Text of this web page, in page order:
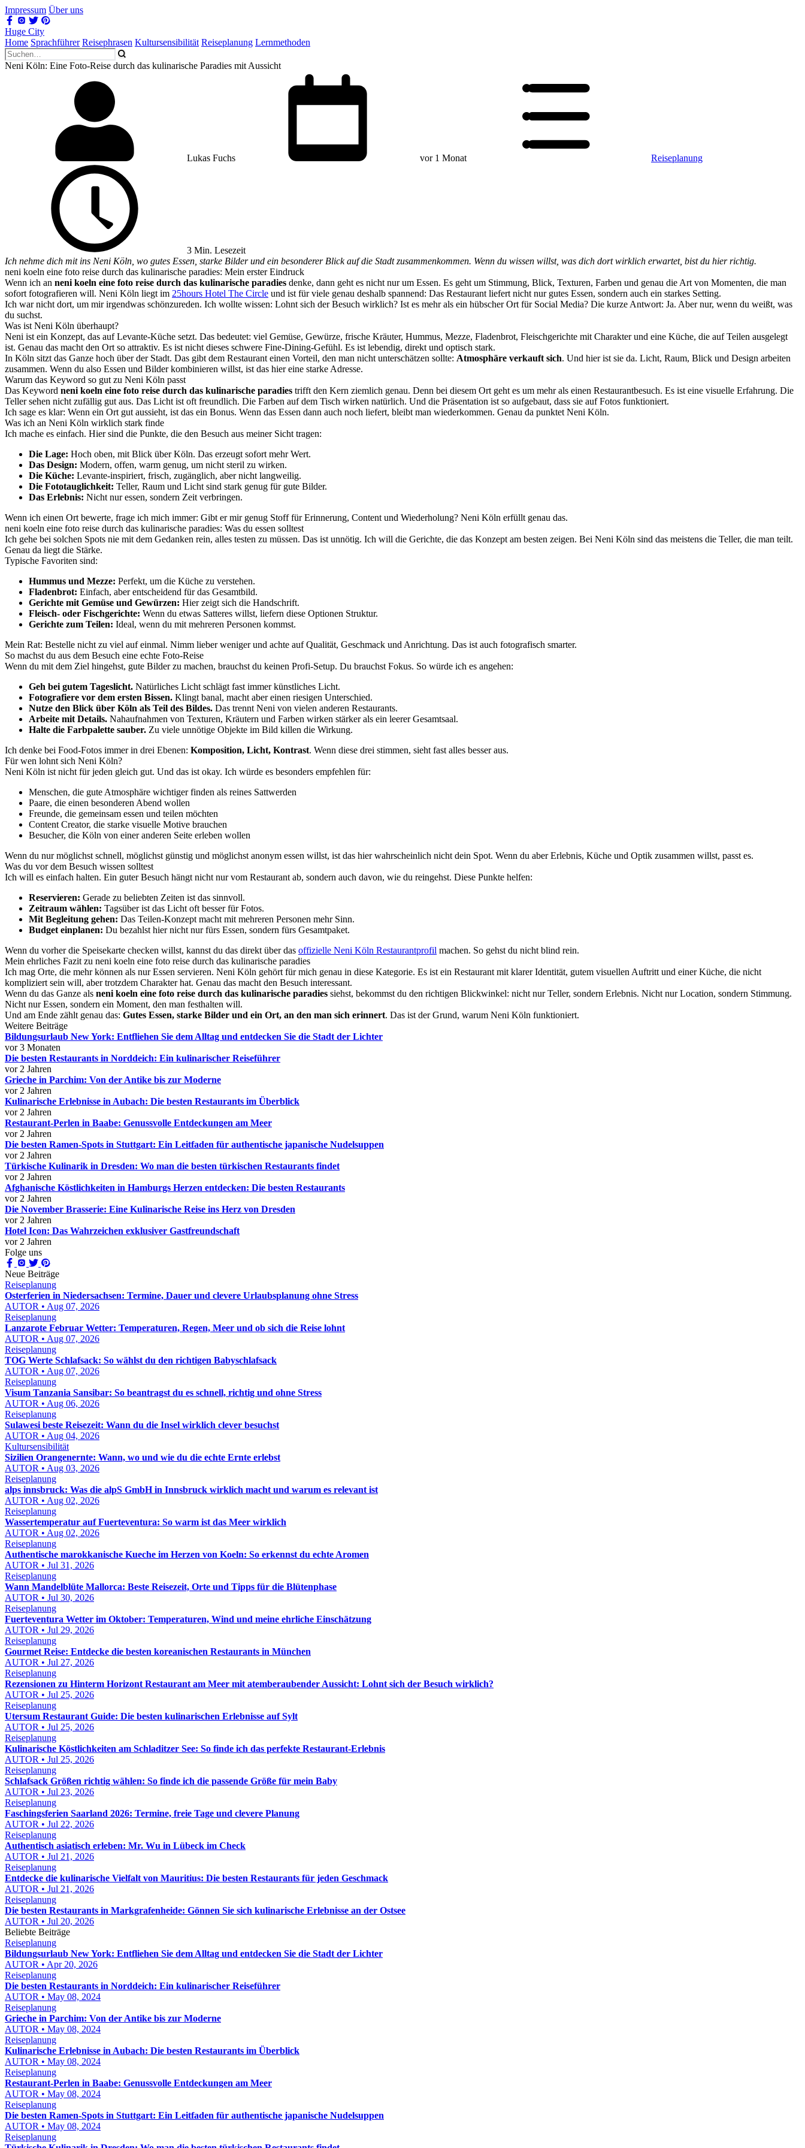
Impressum Über uns
Huge City
Home Sprachführer Reisephrasen Kultursensibilität Reiseplanung Lernmethoden
Neni Köln: Eine Foto-Reise durch das kulinarische Paradies mit Aussicht
Lukas Fuchs vor 1 Monat Reiseplanung
3 Min. Lesezeit
Ich nehme dich mit ins Neni Köln, wo gutes Essen, starke Bilder und ein besonderer Blick auf die Stadt zusammenkommen. Wenn du wissen willst, was dich dort wirklich erwartet, bist du hier richtig.
neni koeln eine foto reise durch das kulinarische paradies: Mein erster Eindruck
Wenn ich an neni koeln eine foto reise durch das kulinarische paradies denke, dann geht es nicht nur um Essen. Es geht um Stimmung, Blick, Texturen, Farben und genau die Art von Momenten, die man
sofort fotografieren will. Neni Köln liegt im 25hours Hotel The Circle und ist für viele genau deshalb spannend: Das Restaurant liefert nicht nur gutes Essen, sondern auch ein starkes Setting.
Ich war nicht dort, um mir irgendwas schönzureden. Ich wollte wissen: Lohnt sich der Besuch wirklich? Ist es mehr als ein hübscher Ort für Social Media? Die kurze Antwort: Ja. Aber nur, wenn du weißt, was
du suchst.
Was ist Neni Köln überhaupt?
Neni ist ein Konzept, das auf Levante-Küche setzt. Das bedeutet: viel Gemüse, Gewürze, frische Kräuter, Hummus, Mezze, Fladenbrot, Fleischgerichte mit Charakter und eine Küche, die auf Teilen ausgelegt
ist. Genau das macht den Ort so attraktiv. Es ist nicht dieses schwere Fine-Dining-Gefühl. Es ist lebendig, direkt und optisch stark.
In Köln sitzt das Ganze hoch über der Stadt. Das gibt dem Restaurant einen Vorteil, den man nicht unterschätzen sollte: Atmosphäre verkauft sich. Und hier ist sie da. Licht, Raum, Blick und Design arbeiten
zusammen. Wenn du also Essen und Bilder kombinieren willst, ist das hier eine starke Adresse.
Warum das Keyword so gut zu Neni Köln passt
Das Keyword neni koeln eine foto reise durch das kulinarische paradies trifft den Kern ziemlich genau. Denn bei diesem Ort geht es um mehr als einen Restaurantbesuch. Es ist eine visuelle Erfahrung. Die
Teller sehen nicht zufällig gut aus. Das Licht ist oft freundlich. Die Farben auf dem Tisch wirken natürlich. Und die Präsentation ist so aufgebaut, dass sie auf Fotos funktioniert.
Ich sage es klar: Wenn ein Ort gut aussieht, ist das ein Bonus. Wenn das Essen dann auch noch liefert, bleibt man wiederkommen. Genau da punktet Neni Köln.
Was ich an Neni Köln wirklich stark finde
Ich mache es einfach. Hier sind die Punkte, die den Besuch aus meiner Sicht tragen:
Die Lage: Hoch oben, mit Blick über Köln. Das erzeugt sofort mehr Wert.
Das Design: Modern, offen, warm genug, um nicht steril zu wirken.
Die Küche: Levante-inspiriert, frisch, zugänglich, aber nicht langweilig.
Die Fototauglichkeit: Teller, Raum und Licht sind stark genug für gute Bilder.
Das Erlebnis: Nicht nur essen, sondern Zeit verbringen.
Wenn ich einen Ort bewerte, frage ich mich immer: Gibt er mir genug Stoff für Erinnerung, Content und Wiederholung? Neni Köln erfüllt genau das.
neni koeln eine foto reise durch das kulinarische paradies: Was du essen solltest
Ich gehe bei solchen Spots nie mit dem Gedanken rein, alles testen zu müssen. Das ist unnötig. Ich will die Gerichte, die das Konzept am besten zeigen. Bei Neni Köln sind das meistens die Teller, die man teilt.
Genau da liegt die Stärke.
Typische Favoriten sind:
Hummus und Mezze: Perfekt, um die Küche zu verstehen.
Fladenbrot: Einfach, aber entscheidend für das Gesamtbild.
Gerichte mit Gemüse und Gewürzen: Hier zeigt sich die Handschrift.
Fleisch- oder Fischgerichte: Wenn du etwas Satteres willst, liefern diese Optionen Struktur.
Gerichte zum Teilen: Ideal, wenn du mit mehreren Personen kommst.
Mein Rat: Bestelle nicht zu viel auf einmal. Nimm lieber weniger und achte auf Qualität, Geschmack und Anrichtung. Das ist auch fotografisch smarter.
So machst du aus dem Besuch eine echte Foto-Reise
Wenn du mit dem Ziel hingehst, gute Bilder zu machen, brauchst du keinen Profi-Setup. Du brauchst Fokus. So würde ich es angehen:
Geh bei gutem Tageslicht. Natürliches Licht schlägt fast immer künstliches Licht.
Fotografiere vor dem ersten Bissen. Klingt banal, macht aber einen riesigen Unterschied.
Nutze den Blick über Köln als Teil des Bildes. Das trennt Neni von vielen anderen Restaurants.
Arbeite mit Details. Nahaufnahmen von Texturen, Kräutern und Farben wirken stärker als ein leerer Gesamtsaal.
Halte die Farbpalette sauber. Zu viele unnötige Objekte im Bild killen die Wirkung.
Ich denke bei Food-Fotos immer in drei Ebenen: Komposition, Licht, Kontrast. Wenn diese drei stimmen, sieht fast alles besser aus.
Für wen lohnt sich Neni Köln?
Neni Köln ist nicht für jeden gleich gut. Und das ist okay. Ich würde es besonders empfehlen für:
Menschen, die gute Atmosphäre wichtiger finden als reines Sattwerden
Paare, die einen besonderen Abend wollen
Freunde, die gemeinsam essen und teilen möchten
Content Creator, die starke visuelle Motive brauchen
Besucher, die Köln von einer anderen Seite erleben wollen
Wenn du nur möglichst schnell, möglichst günstig und möglichst anonym essen willst, ist das hier wahrscheinlich nicht dein Spot. Wenn du aber Erlebnis, Küche und Optik zusammen willst, passt es.
Was du vor dem Besuch wissen solltest
Ich will es einfach halten. Ein guter Besuch hängt nicht nur vom Restaurant ab, sondern auch davon, wie du reingehst. Diese Punkte helfen:
Reservieren: Gerade zu beliebten Zeiten ist das sinnvoll.
Zeitraum wählen: Tagsüber ist das Licht oft besser für Fotos.
Mit Begleitung gehen: Das Teilen-Konzept macht mit mehreren Personen mehr Sinn.
Budget einplanen: Du bezahlst hier nicht nur fürs Essen, sondern fürs Gesamtpaket.
Wenn du vorher die Speisekarte checken willst, kannst du das direkt über das offizielle Neni Köln Restaurantprofil machen. So gehst du nicht blind rein.
Mein ehrliches Fazit zu neni koeln eine foto reise durch das kulinarische paradies
Ich mag Orte, die mehr können als nur Essen servieren. Neni Köln gehört für mich genau in diese Kategorie. Es ist ein Restaurant mit klarer Identität, gutem visuellen Auftritt und einer Küche, die nicht
kompliziert sein will, aber trotzdem Charakter hat. Genau das macht den Besuch interessant.
Wenn du das Ganze als neni koeln eine foto reise durch das kulinarische paradies siehst, bekommst du den richtigen Blickwinkel: nicht nur Teller, sondern Erlebnis. Nicht nur Location, sondern Stimmung.
Nicht nur Essen, sondern ein Moment, den man festhalten will.
Und am Ende zählt genau das: Gutes Essen, starke Bilder und ein Ort, an den man sich erinnert. Das ist der Grund, warum Neni Köln funktioniert.
Weitere Beiträge
Bildungsurlaub New York: Entfliehen Sie dem Alltag und entdecken Sie die Stadt der Lichter
vor 3 Monaten
Die besten Restaurants in Norddeich: Ein kulinarischer Reiseführer
vor 2 Jahren
Grieche in Parchim: Von der Antike bis zur Moderne
vor 2 Jahren
Kulinarische Erlebnisse in Aubach: Die besten Restaurants im Überblick
vor 2 Jahren
Restaurant-Perlen in Baabe: Genussvolle Entdeckungen am Meer
vor 2 Jahren
Die besten Ramen-Spots in Stuttgart: Ein Leitfaden für authentische japanische Nudelsuppen
vor 2 Jahren
Türkische Kulinarik in Dresden: Wo man die besten türkischen Restaurants findet
vor 2 Jahren
Afghanische Köstlichkeiten in Hamburgs Herzen entdecken: Die besten Restaurants
vor 2 Jahren
Die November Brasserie: Eine Kulinarische Reise ins Herz von Dresden
vor 2 Jahren
Hotel Icon: Das Wahrzeichen exklusiver Gastfreundschaft
vor 2 Jahren
Folge uns
Neue Beiträge
Reiseplanung
Osterferien in Niedersachsen: Termine, Dauer und clevere Urlaubsplanung ohne Stress
AUTOR • Aug 07, 2026
Reiseplanung
Lanzarote Februar Wetter: Temperaturen, Regen, Meer und ob sich die Reise lohnt
AUTOR • Aug 07, 2026
Reiseplanung
TOG Werte Schlafsack: So wählst du den richtigen Babyschlafsack
AUTOR • Aug 07, 2026
Reiseplanung
Visum Tanzania Sansibar: So beantragst du es schnell, richtig und ohne Stress
AUTOR • Aug 06, 2026
Reiseplanung
Sulawesi beste Reisezeit: Wann du die Insel wirklich clever besuchst
AUTOR • Aug 04, 2026
Kultursensibilität
Sizilien Orangenernte: Wann, wo und wie du die echte Ernte erlebst
AUTOR • Aug 03, 2026
Reiseplanung
alps innsbruck: Was die alpS GmbH in Innsbruck wirklich macht und warum es relevant ist
AUTOR • Aug 02, 2026
Reiseplanung
Wassertemperatur auf Fuerteventura: So warm ist das Meer wirklich
AUTOR • Aug 02, 2026
Reiseplanung
Authentische marokkanische Kueche im Herzen von Koeln: So erkennst du echte Aromen
AUTOR • Jul 31, 2026
Reiseplanung
Wann Mandelblüte Mallorca: Beste Reisezeit, Orte und Tipps für die Blütenphase
AUTOR • Jul 30, 2026
Reiseplanung
Fuerteventura Wetter im Oktober: Temperaturen, Wind und meine ehrliche Einschätzung
AUTOR • Jul 29, 2026
Reiseplanung
Gourmet Reise: Entdecke die besten koreanischen Restaurants in München
AUTOR • Jul 27, 2026
Reiseplanung
Rezensionen zu Hinterm Horizont Restaurant am Meer mit atemberaubender Aussicht: Lohnt sich der Besuch wirklich?
AUTOR • Jul 25, 2026
Reiseplanung
Utersum Restaurant Guide: Die besten kulinarischen Erlebnisse auf Sylt
AUTOR • Jul 25, 2026
Reiseplanung
Kulinarische Köstlichkeiten am Schladitzer See: So finde ich das perfekte Restaurant-Erlebnis
AUTOR • Jul 25, 2026
Reiseplanung
Schlafsack Größen richtig wählen: So finde ich die passende Größe für mein Baby
AUTOR • Jul 23, 2026
Reiseplanung
Faschingsferien Saarland 2026: Termine, freie Tage und clevere Planung
AUTOR • Jul 22, 2026
Reiseplanung
Authentisch asiatisch erleben: Mr. Wu in Lübeck im Check
AUTOR • Jul 21, 2026
Reiseplanung
Entdecke die kulinarische Vielfalt von Mauritius: Die besten Restaurants für jeden Geschmack
AUTOR • Jul 21, 2026
Reiseplanung
Die besten Restaurants in Markgrafenheide: Gönnen Sie sich kulinarische Erlebnisse an der Ostsee
AUTOR • Jul 20, 2026
Beliebte Beiträge
Reiseplanung
Bildungsurlaub New York: Entfliehen Sie dem Alltag und entdecken Sie die Stadt der Lichter
AUTOR • Apr 20, 2026
Reiseplanung
Die besten Restaurants in Norddeich: Ein kulinarischer Reiseführer
AUTOR • May 08, 2024
Reiseplanung
Grieche in Parchim: Von der Antike bis zur Moderne
AUTOR • May 08, 2024
Reiseplanung
Kulinarische Erlebnisse in Aubach: Die besten Restaurants im Überblick
AUTOR • May 08, 2024
Reiseplanung
Restaurant-Perlen in Baabe: Genussvolle Entdeckungen am Meer
AUTOR • May 08, 2024
Reiseplanung
Die besten Ramen-Spots in Stuttgart: Ein Leitfaden für authentische japanische Nudelsuppen
AUTOR • May 08, 2024
Reiseplanung